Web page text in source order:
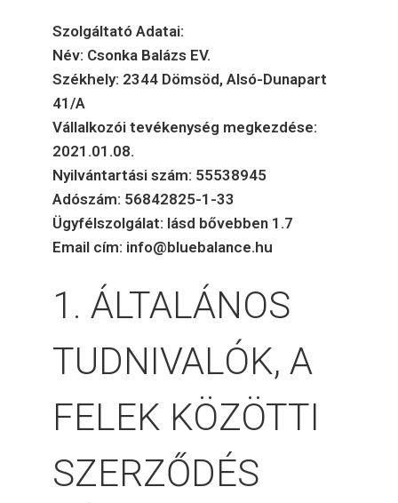
Szolgáltató Adatai:
Név: Csonka Balázs EV.
Székhely: 2344 Dömsöd, Alsó-Dunapart
41/A
Vállalkozói tevékenység megkezdése:
2021.01.08.
Nyilvántartási szám: 55538945
Adószám: 56842825-1-33
Ügyfélszolgálat: lásd bővebben 1.7
Email cím: info@bluebalance.hu
1. ÁLTALÁNOS
TUDNIVALÓK, A
FELEK KÖZÖTTI
SZERZŐDÉS